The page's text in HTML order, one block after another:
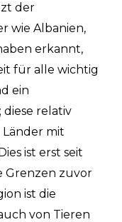
der
wie Albanien,
erkannt,
für alle wichtig
ein
diese relativ
mit
ist erst seit
Grenzen zuvor
ist die
von Tieren